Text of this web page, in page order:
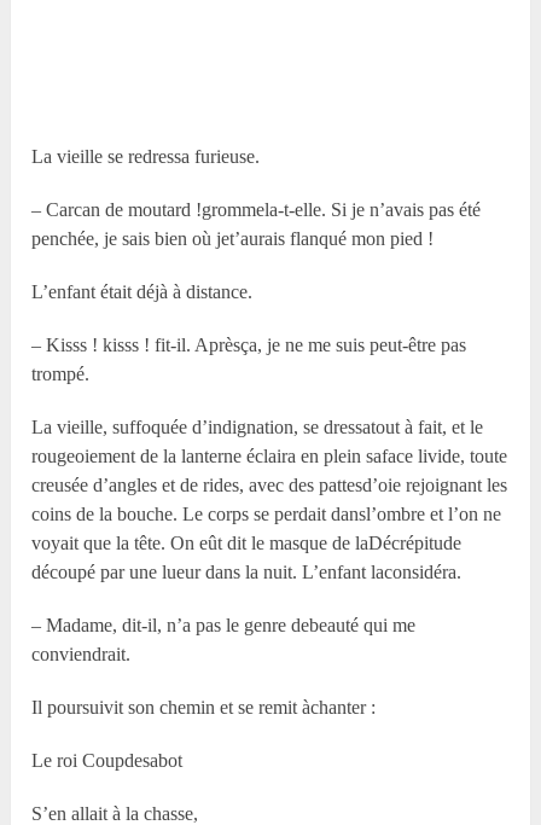
La vieille se redressa furieuse.
– Carcan de moutard !grommela-t-elle. Si je n’avais pas été
penchée, je sais bien où jet’aurais flanqué mon pied !
L’enfant était déjà à distance.
– Kisss ! kisss ! fit-il. Aprèsça, je ne me suis peut-être pas
trompé.
La vieille, suffoquée d’indignation, se dressatout à fait, et le
rougeoiement de la lanterne éclaira en plein saface livide, toute
creusée d’angles et de rides, avec des pattesd’oie rejoignant les
coins de la bouche. Le corps se perdait dansl’ombre et l’on ne
voyait que la tête. On eût dit le masque de laDécrépitude
découpé par une lueur dans la nuit. L’enfant laconsidéra.
– Madame, dit-il, n’a pas le genre debeauté qui me
conviendrait.
Il poursuivit son chemin et se remit àchanter :
Le roi Coupdesabot
S’en allait à la chasse,